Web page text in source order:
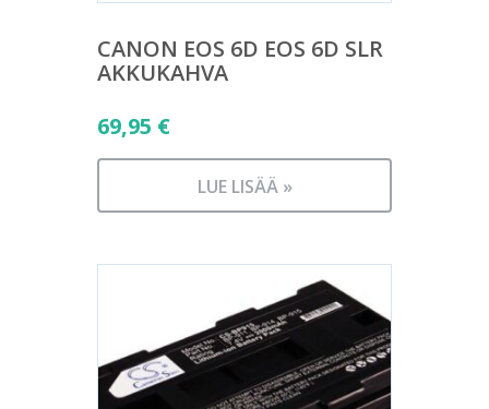
CANON EOS 6D EOS 6D SLR
AKKUKAHVA
69,95 €
LUE LISÄÄ »